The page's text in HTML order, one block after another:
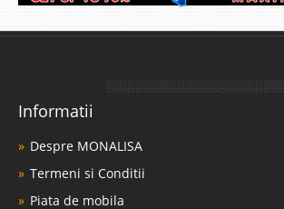
Informatii
Despre MONALISA
Termeni si Conditii
Piata de mobila